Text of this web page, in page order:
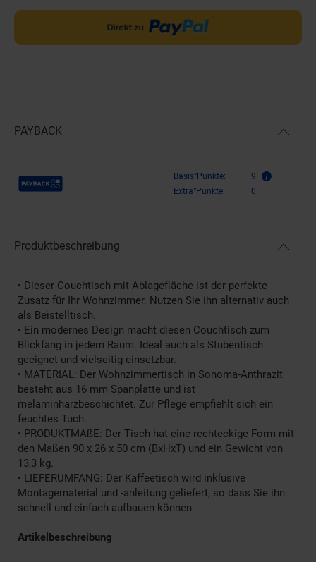
PAYBACK
Payback Punkte Basis°Punkte:
9
Extra°Punkte:
0
Produktbeschreibung
• Dieser Couchtisch mit Ablagefläche ist der perfekte
Zusatz für Ihr Wohnzimmer. Nutzen Sie ihn alternativ auch
als Beistelltisch.
• Ein modernes Design macht diesen Couchtisch zum
Blickfang in jedem Raum. Ideal auch als Stubentisch
geeignet und vielseitig einsetzbar.
• MATERIAL: Der Wohnzimmertisch in Sonoma-Anthrazit
besteht aus 16 mm Spanplatte und ist
melaminharzbeschichtet. Zur Pflege empfiehlt sich ein
feuchtes Tuch.
• PRODUKTMAßE: Der Tisch hat eine rechteckige Form mit
den Maßen 90 x 26 x 50 cm (BxHxT) und ein Gewicht von
13,3 kg.
• LIEFERUMFANG: Der Kaffeetisch wird inklusive
Montagematerial und -anleitung geliefert, so dass Sie ihn
schnell und einfach aufbauen können.
Artikelbeschreibung